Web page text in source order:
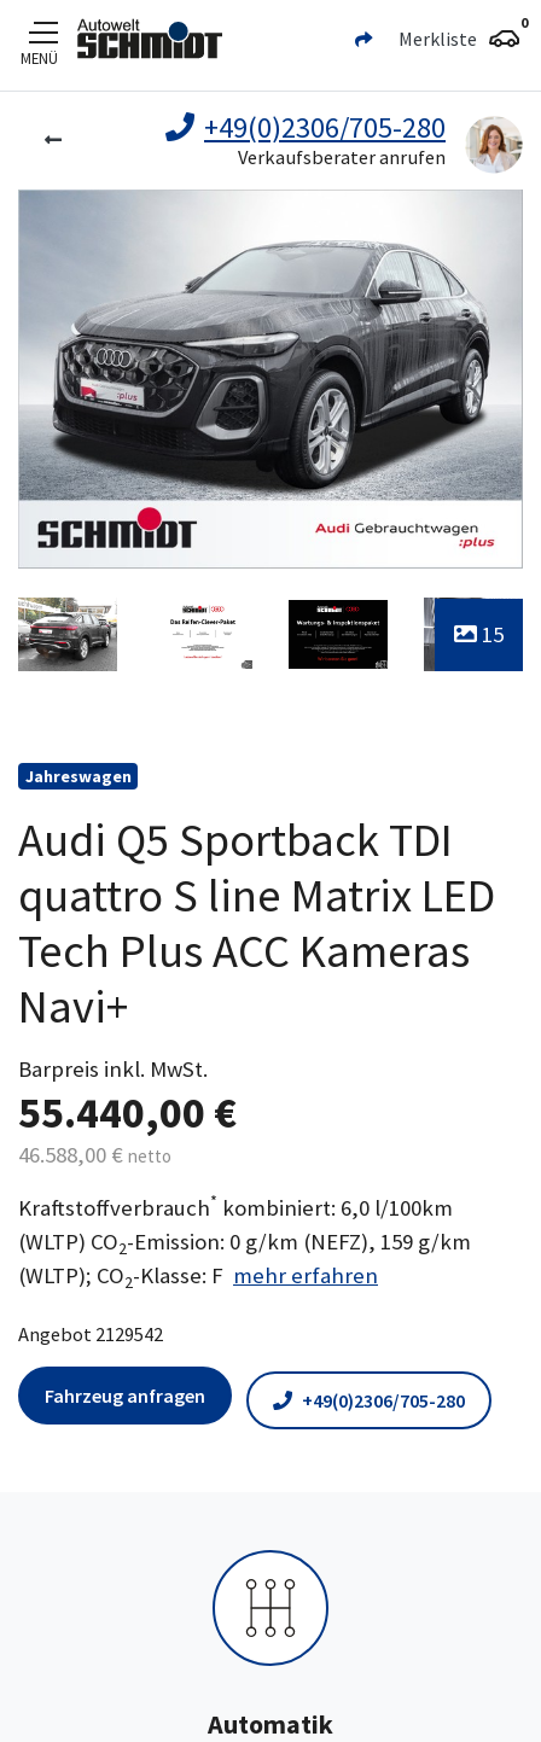
Zum Hauptinhalt
MENÜ
Merkliste
0
+49(0)2306/705-280
Verkaufsberater anrufen
15
Jahreswagen
Audi Q5 Sportback TDI
quattro S line Matrix LED
Tech Plus ACC Kameras
Navi+
Barpreis inkl. MwSt.
55.440,00 €
46.588,00 € netto
Kraftstoffverbrauch* kombiniert: 6,0 l/100km
(WLTP) CO2-Emission: 0 g/km (NEFZ), 159 g/km
(WLTP); CO2-Klasse: F mehr erfahren
Angebot 2129542
Fahrzeug anfragen +49(0)2306/705-280
Automatik